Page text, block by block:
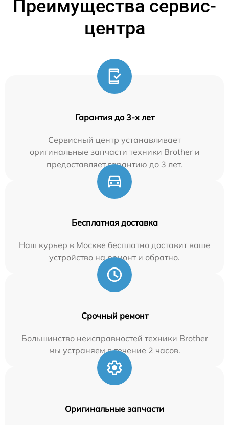
Преимущества сервис-
центра
Гарантия до 3-х лет
Сервисный центр устанавливает
оригинальные запчасти техники Brother и
предоставляет гарантию до 3 лет.
Бесплатная доставка
Наш курьер в Москве бесплатно доставит ваше
устройство на ремонт и обратно.
Срочный ремонт
Большинство неисправностей техники Brother
мы устраняем в течение 2 часов.
Оригинальные запчасти